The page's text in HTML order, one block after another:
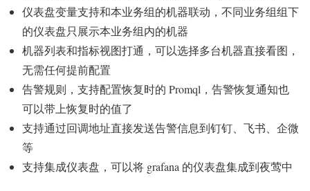
仪表盘变量支持和本业务组的机器联动，不同业务组组下
的仪表盘只展示本业务组内的机器
机器列表和指标视图打通，可以选择多台机器直接看图，
无需任何提前配置
告警规则，支持配置恢复时的 Promql，告警恢复通知也
可以带上恢复时的值了
支持通过回调地址直接发送告警信息到钉钉、飞书、企微
等
支持集成仪表盘，可以将 grafana 的仪表盘集成到夜莺中